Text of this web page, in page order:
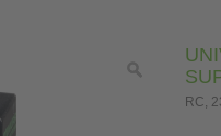
RC,